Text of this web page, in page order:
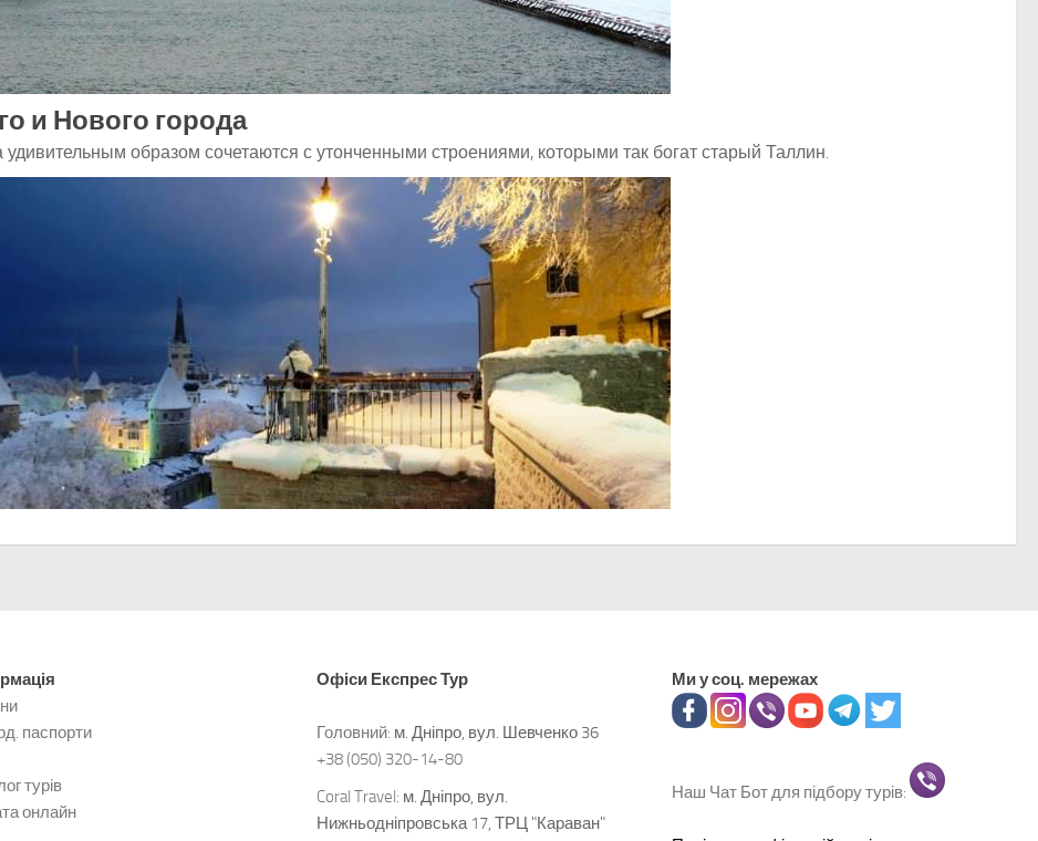
и Нового города
образом сочетаются с утонченными строениями, которыми так богат старый Таллин.
паспорти
турів
онлайн
Офіси Експрес Тур
Головний: м. Дніпро, вул. Шевченко 36
+38 (050) 320-14-80
Coral Travel: м. Дніпро, вул.
Нижньодніпровська 17, ТРЦ "Караван"
Ми у соц. мережах
Наш Чат Бот для підбору турів: